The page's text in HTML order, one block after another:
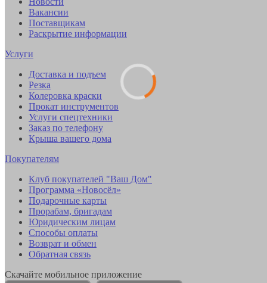
Вакансии
Поставщикам
Раскрытие информации
Услуги
Доставка и подъем
Резка
Колеровка краски
Прокат инструментов
Услуги спецтехники
Заказ по телефону
Крыша вашего дома
Покупателям
Клуб покупателей "Ваш Дом"
Программа «Новосёл»
Подарочные карты
Прорабам, бригадам
Юридическим лицам
Способы оплаты
Возврат и обмен
Обратная связь
Скачайте мобильное приложение